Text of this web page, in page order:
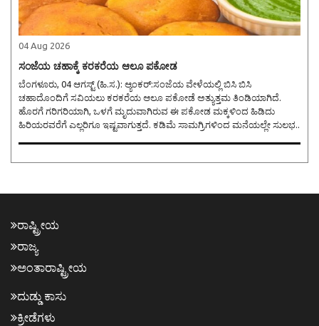
04 Aug 2026
ಸಂಜೆಯ ಚಹಾಕ್ಕೆ ಕರಕರೆಯ ಆಲೂ ಪಕೋಡ
ಬೆಂಗಳೂರು, 04 ಆಗಸ್ಟ್ (ಹಿ.ಸ.): ಆ್ಯಂಕರ್:ಸಂಜೆಯ ವೇಳೆಯಲ್ಲಿ ಬಿಸಿ ಬಿಸಿ
ಚಹಾದೊಂದಿಗೆ ಸವಿಯಲು ಕರಕರೆಯ ಆಲೂ ಪಕೋಡೆ ಅತ್ಯುತ್ತಮ ತಿಂಡಿಯಾಗಿದೆ.
ಹೊರಗೆ ಗರಿಗರಿಯಾಗಿ, ಒಳಗೆ ಮೃದುವಾಗಿರುವ ಈ ಪಕೋಡ ಮಕ್ಕಳಿಂದ ಹಿಡಿದು
ಹಿರಿಯರವರೆಗೆ ಎಲ್ಲರಿಗೂ ಇಷ್ಟವಾಗುತ್ತದೆ. ಕಡಿಮೆ ಸಾಮಗ್ರಿಗಳಿಂದ ಮನೆಯಲ್ಲೇ ಸುಲಭ..
ರಾಷ್ಟ್ರೀಯ
ರಾಜ್ಯ
ಅಂತಾರಾಷ್ಟ್ರೀಯ
ದುಡ್ಡು ಕಾಸು
ಕ್ರೀಡೆಗಳು